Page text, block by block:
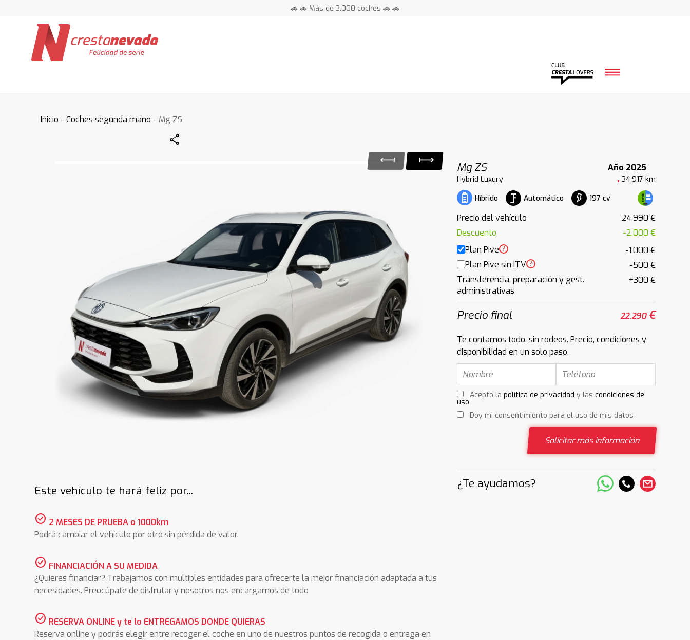
🚗 🚗 Más de 3.000 coches 🚗 🚗
Inicio -Coches segunda mano - Mg ZS
Share
Mg ZS
Año 2025
Hybrid Luxury
34.917 km
Híbrido
Automático 197 cv
Precio del vehículo
24.990 €
Descuento
-2.000 €
Plan Pive ?
-1.000 €
Plan Pive sin ITV ?
-500 €
Transferencia, preparación y gest.
administrativas
+300 €
Precio final 22.290€
Te contamos todo, sin rodeos. Precio, condiciones y
disponibilidad en un solo paso.
Acepto la política de privacidad y las condiciones de
uso
Doy mi consentimiento para el uso de mis datos
Solicitar más información
¿Te ayudamos?
Este vehículo te hará feliz por...
check_circle 2 MESES DE PRUEBA o 1000km
Podrá cambiar el vehículo por otro sin pérdida de valor.
check_circle FINANCIACIÓN A SU MEDIDA
¿Quieres financiar? Trabajamos con multiples entidades para ofrecerte la mejor financiación adaptada a tus
necesidades. Preocúpate de disfrutar y nosotros nos encargamos de todo
check_circle RESERVA ONLINE y te lo ENTREGAMOS DONDE QUIERAS
Reserva online y podrás elegir entre recoger el coche en uno de nuestros puntos de recogida o entrega en